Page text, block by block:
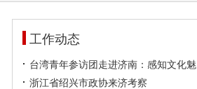
工作动态
台湾青年参访团走进济南：感知文化
浙江省绍兴市政协来济考察